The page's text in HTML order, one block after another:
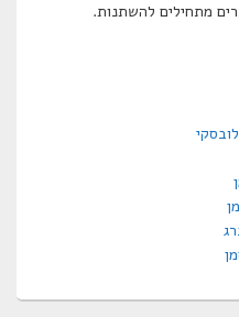
מתחילים להשתנות.